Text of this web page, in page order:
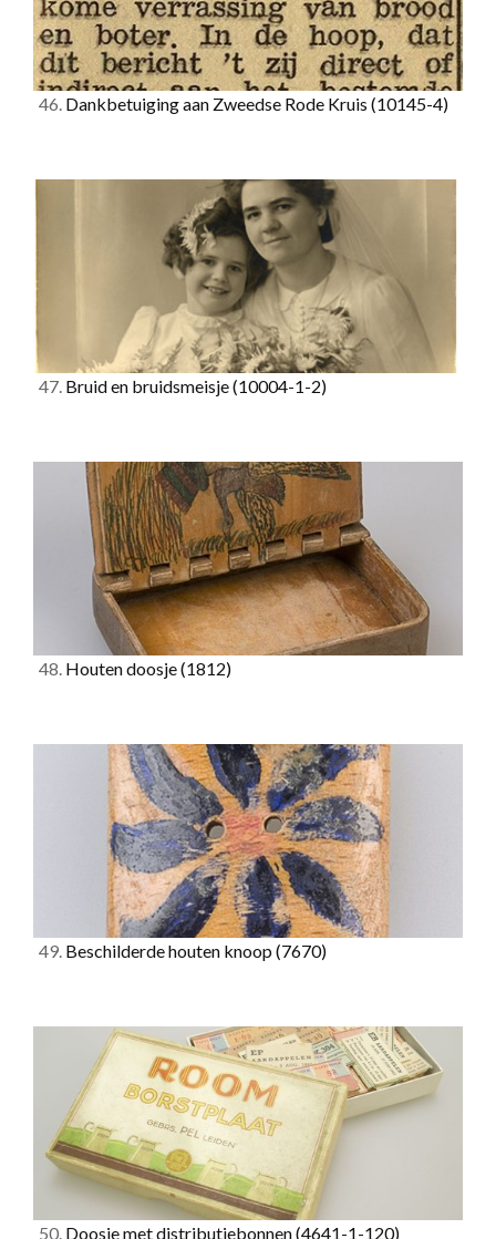
46. Dankbetuiging aan Zweedse Rode Kruis (10145-4)
47. Bruid en bruidsmeisje(10004-1-2)
48. Houten doosje(1812)
49. Beschilderde houten knoop (7670)
50. Doosje met distributiebonnen(4641-1-120)